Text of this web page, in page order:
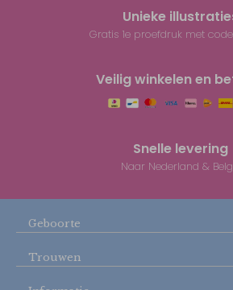
Unieke
Gratis 1e proefdruk met code
Veilig winkelen en
Snelle levering
Naar Nederland &
Geboorte
Trouwen